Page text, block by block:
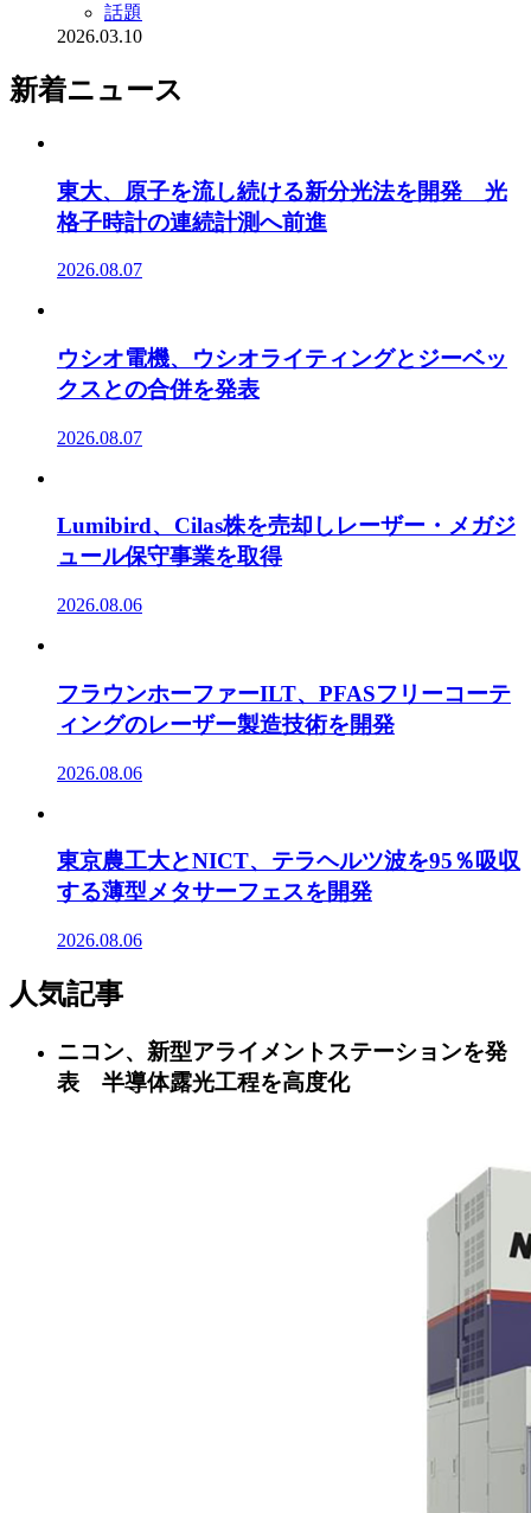
話題
2026.03.10
新着ニュース
東大、原子を流し続ける新分光法を開発 光
格子時計の連続計測へ前進
2026.08.07
ウシオ電機、ウシオライティングとジーベッ
クスとの合併を発表
2026.08.07
Lumibird、Cilas株を売却しレーザー・メガジ
ュール保守事業を取得
2026.08.06
フラウンホーファーILT、PFASフリーコーテ
ィングのレーザー製造技術を開発
2026.08.06
東京農工大とNICT、テラヘルツ波を95％吸収
する薄型メタサーフェスを開発
2026.08.06
人気記事
ニコン、新型アライメントステーションを発
表 半導体露光工程を高度化